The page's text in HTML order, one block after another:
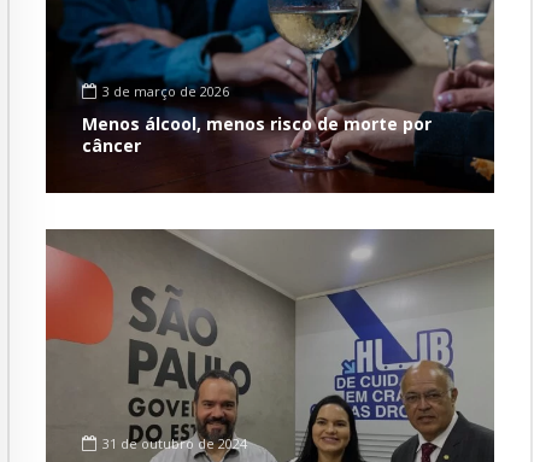
3 de março de 2026
Menos álcool, menos risco de morte por
câncer
31 de outubro de 2024